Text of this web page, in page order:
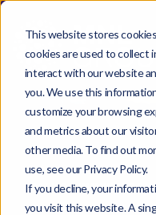
This website stores
cookies are used to collect
interact with our website
you. We use this
customize your browsing
and metrics about our
other media. To find out
use, see our Privacy Policy.
If you decline, your
you visit this website. A
SALMON IMMUNOLOGY